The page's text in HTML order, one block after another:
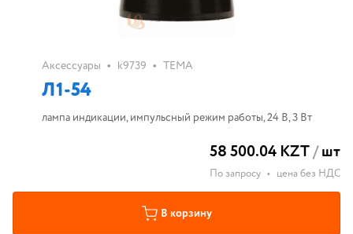
Аксессуары • k9739 • ТЕМА
Л1-54
лампа индикации, импульсный режим работы, 24 В, 3 Вт
58 500.04 KZT/шт
По запросу • цена без НДС
В корзину